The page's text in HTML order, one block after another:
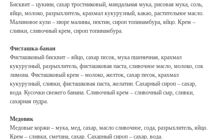
Бисквит – цукини, сахар тростниковый, миндальная мука, рисовая мука, соль,
яйцо, молоко, разрыхлитель, крахмал кукурузный, какао, растительное масло.
Малиновое кули – пюре малины, пектин, сироп топинамбура, яйцо. Крем –
сливки, сливочный крем, сироп топинамбура.
Фисташка-банан
Фисташковый бисквит – яйцо, сахар песок, мука пшеничная, крахмал
кукурузный, разрыхлитель, фисташковая паста, сливочное масло, молоко, сок
лимона. Фисташковый крем – молоко, желток, сахар песок, крахмал
кукурузный, сливки, фисташковая паста, желатин. Сахарный сироп – сахар,
вода. Кусочки свежего банана. Сливочный крем – сливочный сыр, сливки,
сахарная пудра.
Медовик
Медовые коржи – мука, мед, сахар, масло сливочное, сода, разрыхлитель, яйцо.
Крем – сливки, сметана, сахар. Сахарный сироп – сахар, вода.